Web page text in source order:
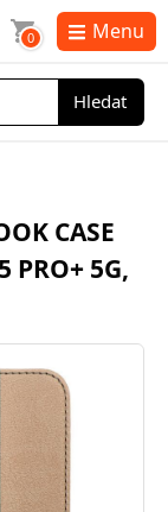
Hledat
0 Menu
CASE
PRO+ 5G,